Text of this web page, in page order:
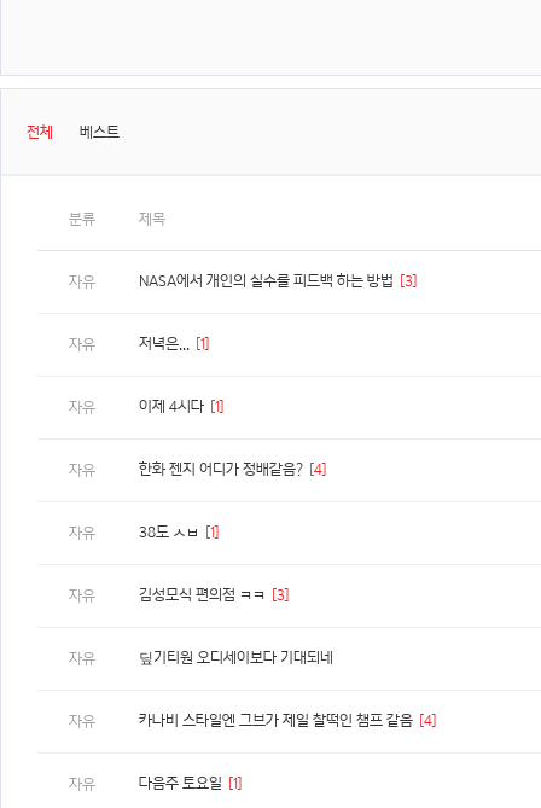
전체 베스트
분류 제목
자유 NASA에서 개인의 실수를 피드백 하는 방법 [3]
자유 저녁은... [1]
자유 이제 4시다 [1]
자유 한화 젠지 어디가 정배같음? [4]
자유 38도 ㅅㅂ [1]
자유 김성모식 편의점 ㅋㅋ [3]
자유 딮기티원 오디세이보다 기대되네
자유 카나비 스타일엔 그브가 제일 찰떡인 챔프 같음 [4]
자유 다음주 토요일 [1]